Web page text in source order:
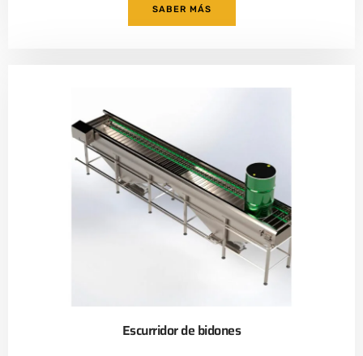
SABER MÁS
Escurridor de bidones